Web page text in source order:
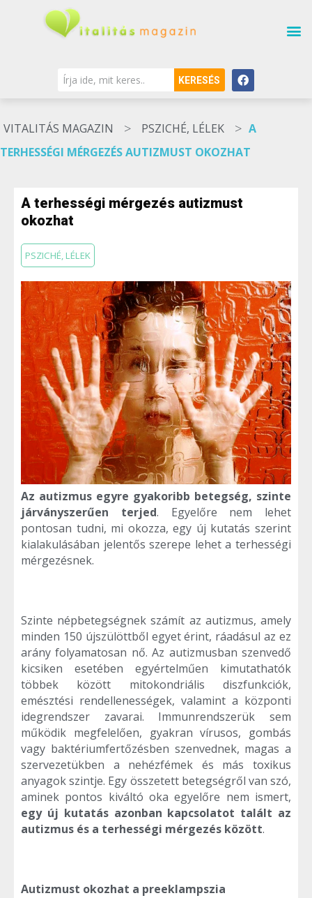
KERESÉS
VITALITÁS MAGAZIN > PSZICHÉ, LÉLEK > A
TERHESSÉGI MÉRGEZÉS AUTIZMUST OKOZHAT
A terhességi mérgezés autizmust
okozhat
PSZICHÉ, LÉLEK
Az autizmus egyre gyakoribb betegség, szinte
járványszerűen terjed. Egyelőre nem lehet
pontosan tudni, mi okozza, egy új kutatás szerint
kialakulásában jelentős szerepe lehet a terhességi
mérgezésnek.
Szinte népbetegségnek számít az autizmus, amely
minden 150 újszülöttből egyet érint, ráadásul az ez
arány folyamatosan nő. Az autizmusban szenvedő
kicsiken esetében egyértelműen kimutathatók
többek között mitokondriális diszfunkciók,
emésztési rendellenességek, valamint a központi
idegrendszer zavarai. Immunrendszerük sem
működik megfelelően, gyakran vírusos, gombás
vagy baktériumfertőzésben szenvednek, magas a
szervezetükben a nehézfémek és más toxikus
anyagok szintje. Egy összetett betegségről van szó,
aminek pontos kiváltó oka egyelőre nem ismert,
egy új kutatás azonban kapcsolatot talált az
autizmus és a terhességi mérgezés között.
Autizmust okozhat a preeklampszia